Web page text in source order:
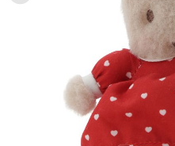
adidas by Stella McCartney
アディダス バイ ステラマッカートニー
ALLISON BROWN
アリソンブラウン